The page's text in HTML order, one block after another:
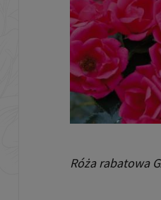
Róża rabatowa